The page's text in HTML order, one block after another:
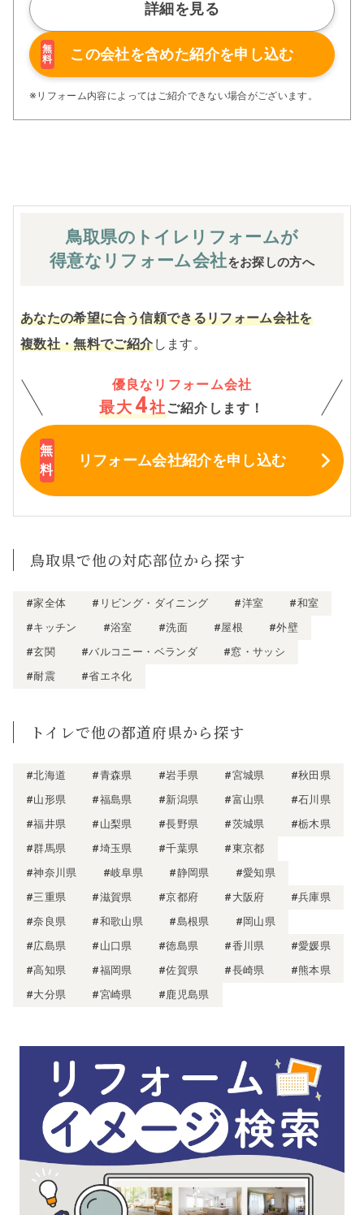
制」などが高い信頼を得ています。
また、大規模リフォームに習熟した施工管理者が現場を統
括する「専属棟梁制」、豊富な実績に裏付けられた充実の
施工マニュアルや検査体制により高い施工品質を実現。
さらに、住友不動産のリフォームならではの充実の保証、
アフターサービス体制で工事後も安心です。
ぜひ、あなたの大切なお住まいの再生を私たちにお任せく
詳細を見る
無
料
この会社を含めた紹介を申し込む
※リフォーム内容によってはご紹介できない場合がございます。
鳥取県のトイレ リフォームが
得意なリフォーム会社をお探しの方へ
あなたの希望に合う信頼できるリフォーム会社を
複数社・無料でご紹介します。
優良なリフォーム会社
最大 4社 ご紹介します！
リフォーム会社紹介を申し込む
鳥取県で他の対応部位から探す
#家全体 #リビング・ダイニング #洋室
#和室
#キッチン
#浴室 #洗面 #屋根
#外壁
#玄関
#バルコニー・ベランダ
#窓・サッシ
#耐震
#省エネ化
トイレで他の都道府県から探す
#北海道 #青森県 #岩手県 #宮城県
#秋田県
#山形県
#福島県 #新潟県 #富山県
#石川県
#福井県
#山梨県 #長野県 #茨城県
#栃木県
#群馬県
#埼玉県 #千葉県
#東京都
#神奈川県
#岐阜県 #静岡県
#愛知県
#三重県
#滋賀県 #京都府 #大阪府
#兵庫県
#奈良県
#和歌山県 #島根県
#岡山県
#広島県
#山口県 #徳島県 #香川県
#愛媛県
#高知県
#福岡県 #佐賀県 #長崎県
#熊本県
#大分県
#宮崎県 #鹿児島県